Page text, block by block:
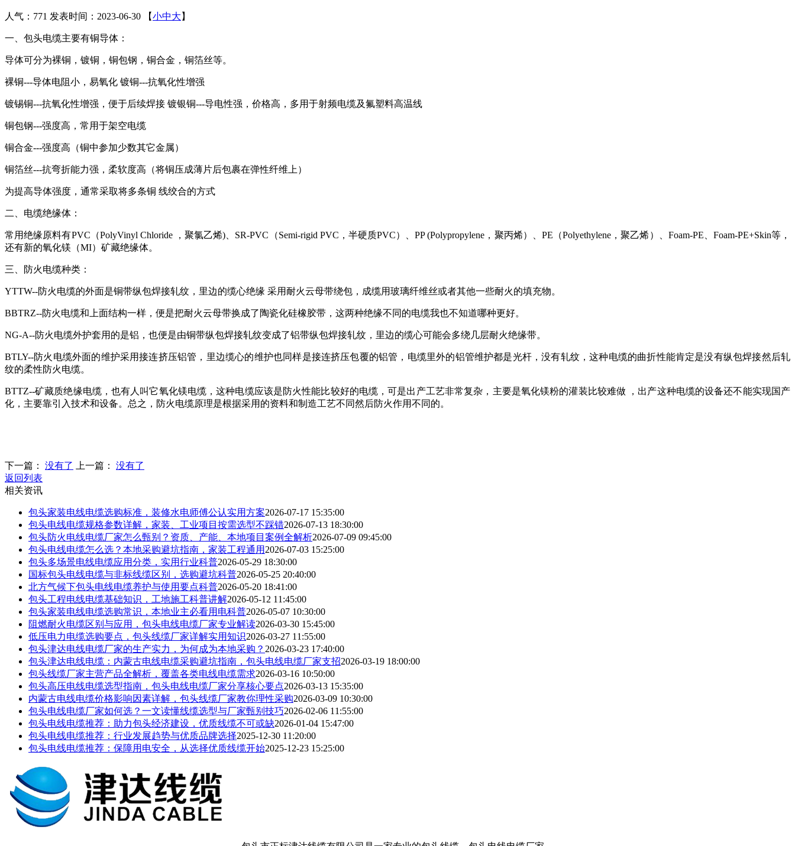
人气：771 发表时间：2023-06-30 【小中大 】
一、包头电缆主要有铜导体：
导体可分为裸铜，镀铜，铜包钢，铜合金，铜箔丝等。
裸铜---导体电阻小，易氧化 镀铜---抗氧化性增强
镀锡铜---抗氧化性增强，便于后续焊接 镀银铜---导电性强，价格高，多用于射频电缆及氟塑料高温线
铜包钢---强度高，常用于架空电缆
铜合金---强度高（铜中参加少数其它金属）
铜箔丝---抗弯折能力强，柔软度高（将铜压成薄片后包裹在弹性纤维上）
为提高导体强度，通常采取将多条铜 线绞合的方式
二、电缆绝缘体：
常用绝缘原料有PVC（PolyVinyl Chloride ，聚氯乙烯)、SR-PVC（Semi-rigid PVC，半硬质PVC）、PP (Polypropylene，聚丙烯）、PE（Polyethylene，聚乙烯）、Foam-PE、Foam-PE+Skin等，
还有新的氧化镁（MI）矿藏绝缘体。
三、防火电缆种类：
YTTW--防火电缆的外面是铜带纵包焊接轧纹，里边的缆心绝缘 采用耐火云母带绕包，成缆用玻璃纤维丝或者其他一些耐火的填充物。
BBTRZ--防火电缆和上面结构一样，便是把耐火云母带换成了陶瓷化硅橡胶带，这两种绝缘不同的电缆我也不知道哪种更好。
NG-A--防火电缆外护套用的是铝，也便是由铜带纵包焊接轧纹变成了铝带纵包焊接轧纹，里边的缆心可能会多绕几层耐火绝缘带。
BTLY--防火电缆外面的维护采用接连挤压铝管，里边缆心的维护也同样是接连挤压包覆的铝管，电缆里外的铝管维护都是光杆，没有轧纹，这种电缆的曲折性能肯定是没有纵包焊接然后轧
纹的柔性防火电缆。
BTTZ--矿藏质绝缘电缆，也有人叫它氧化镁电缆，这种电缆应该是防火性能比较好的电缆，可是出产工艺非常复杂，主要是氧化镁粉的灌装比较难做 ，出产这种电缆的设备还不能实现国产
化，主要靠引入技术和设备。总之，防火电缆原理是根据采用的资料和制造工艺不同然后防火作用不同的。
下一篇： 没有了 上一篇： 没有了
返回列表
相关资讯
包头家装电线电缆选购标准，装修水电师傅公认实用方案2026-07-17 15:35:00
包头电线电缆规格参数详解，家装、工业项目按需选型不踩错2026-07-13 18:30:00
包头防火电线电缆厂家怎么甄别？资质、产能、本地项目案例全解析2026-07-09 09:45:00
包头电线电缆怎么选？本地采购避坑指南，家装工程通用 2026-07-03 15:25:00
包头多场景电线电缆应用分类，实用行业科普2026-05-29 18:30:00
国标包头电线电缆与非标线缆区别，选购避坑科普2026-05-25 20:40:00
北方气候下包头电线电缆养护与使用要点科普2026-05-20 18:41:00
包头工程电线电缆基础知识，工地施工科普讲解2026-05-12 11:45:00
包头家装电线电缆选购常识，本地业主必看用电科普2026-05-07 10:30:00
阻燃耐火电缆区别与应用，包头电线电缆厂家专业解读2026-03-30 15:45:00
低压电力电缆选购要点，包头线缆厂家详解实用知识2026-03-27 11:55:00
包头津达电线电缆厂家的生产实力，为何成为本地采购？ 2026-03-23 17:40:00
包头津达电线电缆：内蒙古电线电缆采购避坑指南，包头电线电缆厂家支招2026-03-19 18:00:00
包头线缆厂家主营产品全解析，覆盖各类电线电缆需求2026-03-16 10:50:00
包头高压电线电缆选型指南，包头电线电缆厂家分享核心要点2026-03-13 15:35:00
内蒙古电线电缆价格影响因素详解，包头线缆厂家教你理性采购2026-03-09 10:30:00
包头电线电缆厂家如何选？一文读懂线缆选型与厂家甄别技巧2026-02-06 11:55:00
包头电线电缆推荐：助力包头经济建设，优质线缆不可或缺2026-01-04 15:47:00
包头电线电缆推荐：行业发展趋势与优质品牌选择2025-12-30 11:20:00
包头电线电缆推荐：保障用电安全，从选择优质线缆开始2025-12-23 15:25:00